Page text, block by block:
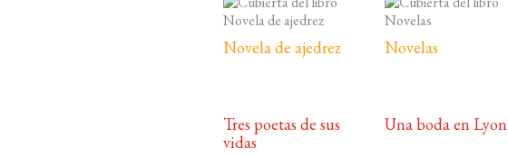
Novela de ajedrez Novelas
Tres poetas de sus
vidas
Una boda en Lyon